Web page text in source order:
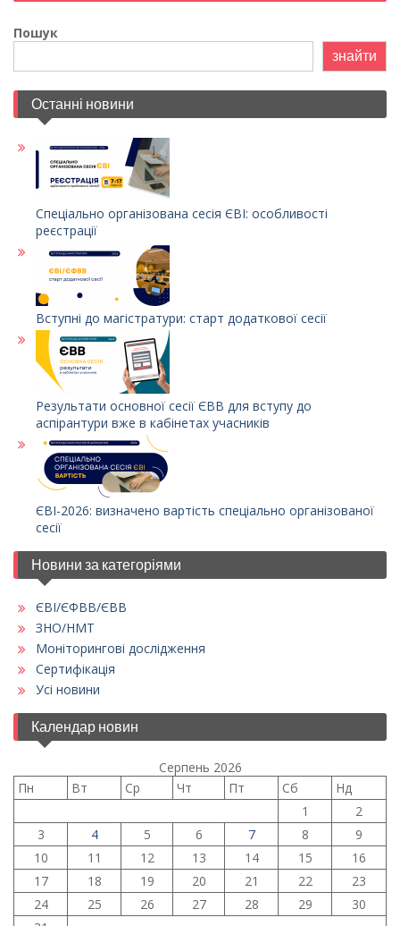
Пошук
знайти
Останні новини
Спеціально організована сесія ЄВІ: особливості
реєстрації
Вступні до магістратури: старт додаткової сесії
Результати основної сесії ЄВВ для вступу до
аспірантури вже в кабінетах учасників
ЄВІ-2026: визначено вартість спеціально організованої
сесії
Новини за категоріями
ЄВІ/ЄФВВ/ЄВВ
ЗНО/НМТ
Моніторингові дослідження
Сертифікація
Усі новини
Календар новин
Серпень 2026
Пн
Вт Ср Чт Пт Сб
Нд
1
2
3
4 5 6 7 8
9
10
11 12 13 14 15
16
17
18 19 20 21 22
23
24
25 26 27 28 29
30